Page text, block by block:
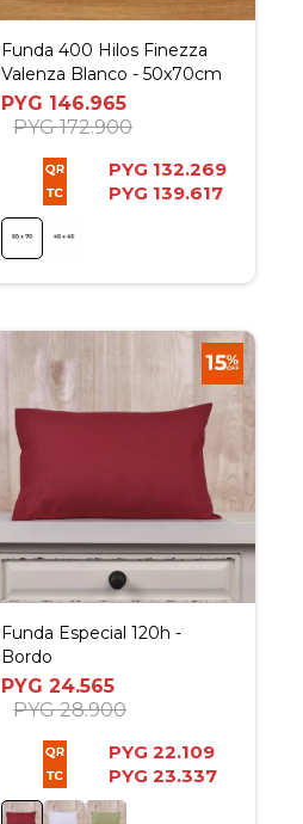
Funda 400 Hilos Finezza
Valenza Blanco - 50x70cm
PYG 146.965
PYG 172.900
PYG 132.269
PYG 139.617
Funda Especial 120h -
Bordo
PYG 24.565
PYG 28.900
PYG 22.109
PYG 23.337